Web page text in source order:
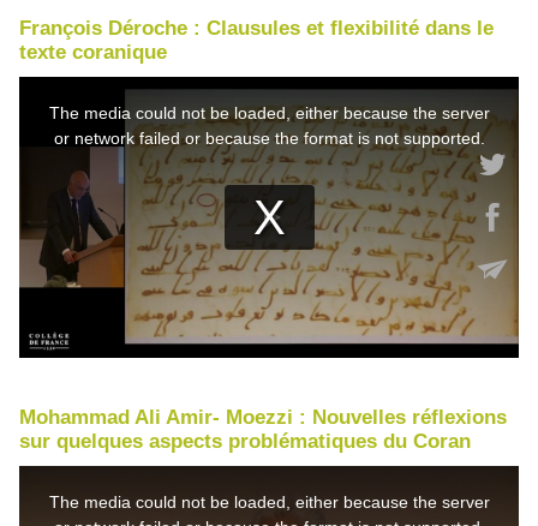
François Déroche : Clausules et flexibilité dans le
texte coranique
Mohammad Ali Amir- Moezzi : Nouvelles réflexions
sur quelques aspects problématiques du Coran